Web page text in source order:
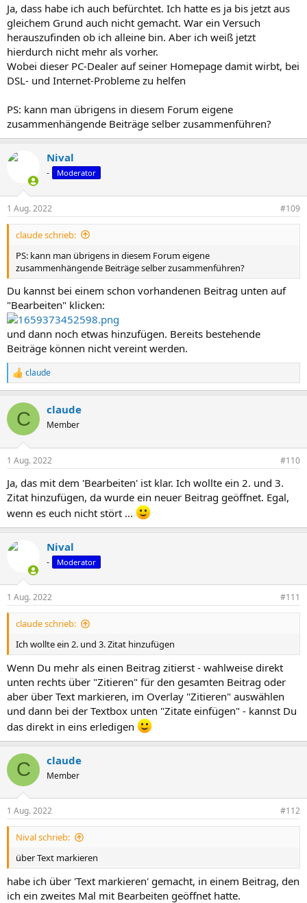
Ja, dass habe ich auch befürchtet. Ich hatte es ja bis jetzt aus
gleichem Grund auch nicht gemacht. War ein Versuch
herauszufinden ob ich alleine bin. Aber ich weiß jetzt
hierdurch nicht mehr als vorher.
Wobei dieser PC-Dealer auf seiner Homepage damit wirbt, bei
DSL- und Internet-Probleme zu helfen
PS: kann man übrigens in diesem Forum eigene
zusammenhängende Beiträge selber zusammenführen?
Nival
- Moderator
1 Aug. 2022 #109
claude schrieb:
PS: kann man übrigens in diesem Forum eigene
zusammenhängende Beiträge selber zusammenführen?
Du kannst bei einem schon vorhandenen Beitrag unten auf
"Bearbeiten" klicken:
und dann noch etwas hinzufügen. Bereits bestehende
Beiträge können nicht vereint werden.
R
e
k
i
e
:
claude
C claude
Member
1 Aug. 2022 #110
Ja, das mit dem 'Bearbeiten' ist klar. Ich wollte ein 2. und 3.
Zitat hinzufügen, da wurde ein neuer Beitrag geöffnet. Egal,
wenn es euch nicht stört ...
Nival
- Moderator
1 Aug. 2022 #111
claude schrieb:
Ich wollte ein 2. und 3. Zitat hinzufügen
Wenn Du mehr als einen Beitrag zitierst - wahlweise direkt
unten rechts über "Zitieren" für den gesamten Beitrag oder
aber über Text markieren, im Overlay "Zitieren" auswählen
und dann bei der Textbox unten "Zitate einfügen" - kannst Du
das direkt in eins erledigen
C claude
Member
1 Aug. 2022 #112
Nival schrieb:
über Text markieren
habe ich über 'Text markieren' gemacht, in einem Beitrag, den
ich ein zweites Mal mit Bearbeiten geöffnet hatte.